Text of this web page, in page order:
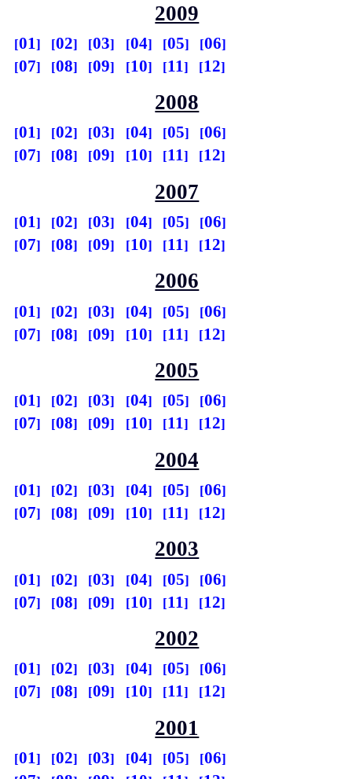
2009
01 02 03 04 05
06
07
08 09 10 11 12
2008
01 02 03 04 05
06
07
08 09 10 11 12
2007
01 02 03 04 05
06
07
08 09 10 11 12
2006
01 02 03 04 05
06
07
08 09 10 11 12
2005
01 02 03 04 05
06
07
08 09 10 11 12
2004
01 02 03 04 05
06
07
08 09 10 11 12
2003
01 02 03 04 05
06
07
08 09 10 11 12
2002
01 02 03 04 05
06
07
08 09 10 11 12
2001
01 02 03 04 05
06